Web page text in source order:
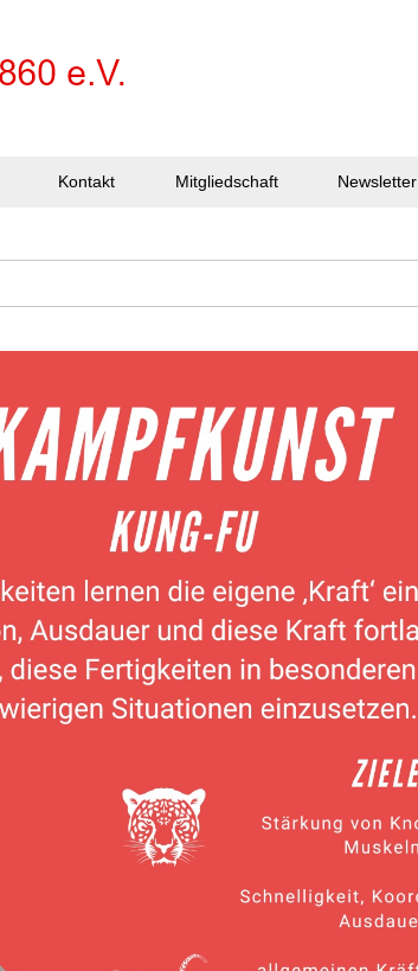
Kontakt Mitgliedschaft Newsletter